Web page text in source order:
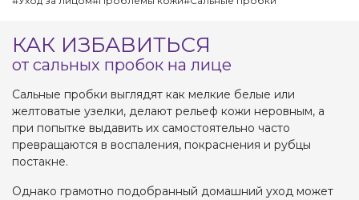
КАК ИЗБАВИТЬСЯ
от сальных пробок на лице
Сальные пробки выглядят как мелкие белые или
желтоватые узелки, делают рельеф кожи неровным, а
при попытке выдавить их самостоятельно часто
превращаются в воспаления, покраснения и рубцы
постакне.
Однако грамотно подобранный домашний уход может